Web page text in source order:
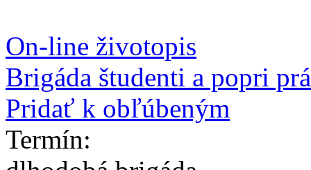
On-line životopis
Brigáda študenti a popri
Pridať k obľúbeným
Termín: